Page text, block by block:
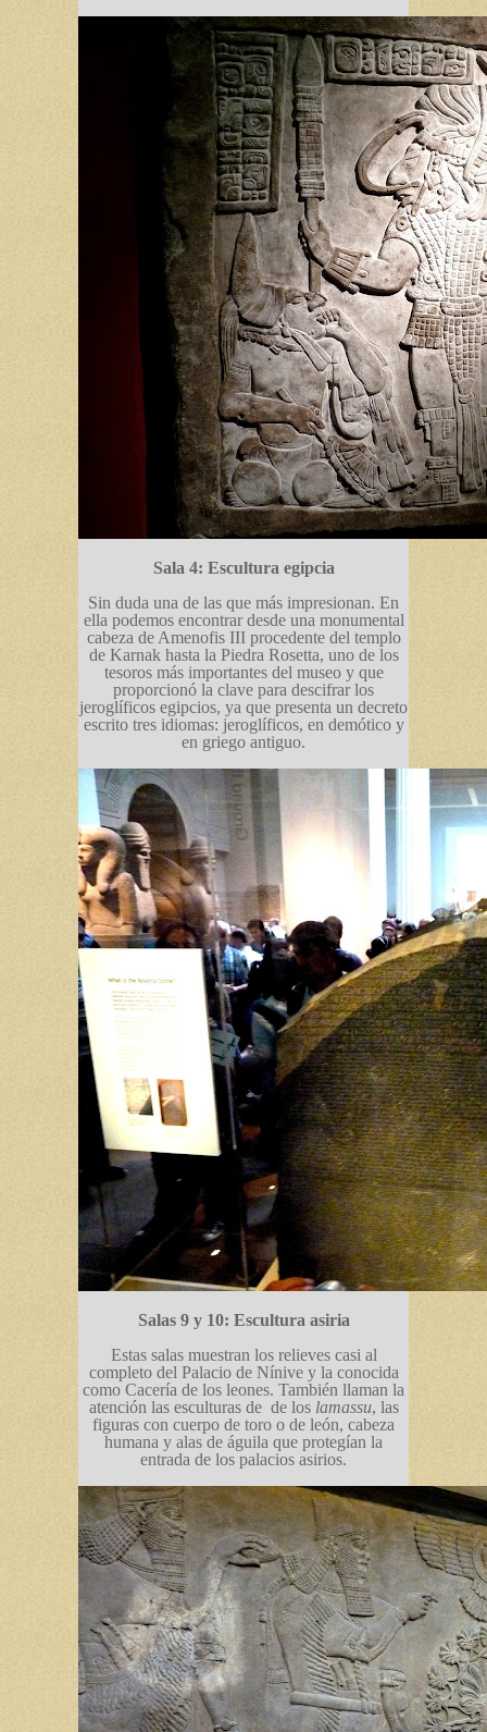
Sala 4: Escultura egipcia
Sin duda una de las que más impresionan. En
ella podemos encontrar desde una monumental
cabeza de Amenofis III procedente del templo
de Karnak hasta la Piedra Rosetta, uno de los
tesoros más importantes del museo y que
proporcionó la clave para descifrar los
jeroglíficos egipcios, ya que presenta un decreto
escrito tres idiomas: jeroglíficos, en demótico y
en griego antiguo.
Salas 9 y 10: Escultura asiria
Estas salas muestran los relieves casi al
completo del Palacio de Nínive y la conocida
como Cacería de los leones. También llaman la
atención las esculturas de de los lamassu, las
figuras con cuerpo de toro o de león, cabeza
humana y alas de águila que protegían la
entrada de los palacios asirios.